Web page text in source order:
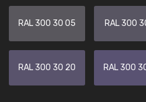
RAL 300 30 05 RAL 300
RAL 300 30 20 RAL 300